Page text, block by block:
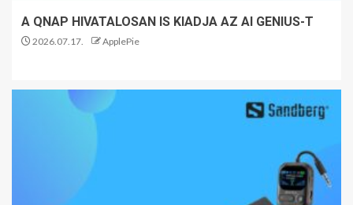
A QNAP HIVATALOSAN IS KIADJA AZ AI GENIUS-T
2026.07.17. ApplePie